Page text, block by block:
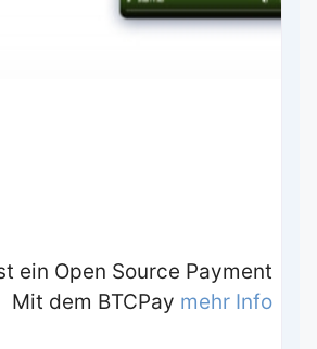
ein Open Source Payment
Mit dem BTCPay mehr Info